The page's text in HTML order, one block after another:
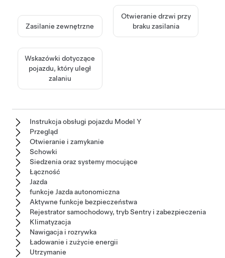
Zasilanie zewnętrzne
Otwieranie drzwi przy
braku zasilania
Wskazówki dotyczące
pojazdu, który uległ
zalaniu
Instrukcja obsługi pojazdu Model Y
Przegląd
Otwieranie i zamykanie
Schowki
Siedzenia oraz systemy mocujące
Łączność
Jazda
funkcje Jazda autonomiczna
Aktywne funkcje bezpieczeństwa
Rejestrator samochodowy, tryb Sentry i zabezpieczenia
Klimatyzacja
Nawigacja i rozrywka
Ładowanie i zużycie energii
Utrzymanie